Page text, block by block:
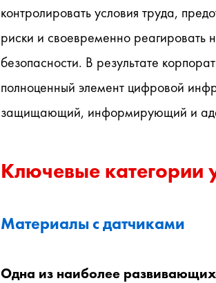
контролировать условия труда,
риски и своевременно реагировать
безопасности. В результате
полноценный элемент цифровой
защищающий, информирующий и
Ключевые категории
Материалы с датчиками
Одна из наиболее